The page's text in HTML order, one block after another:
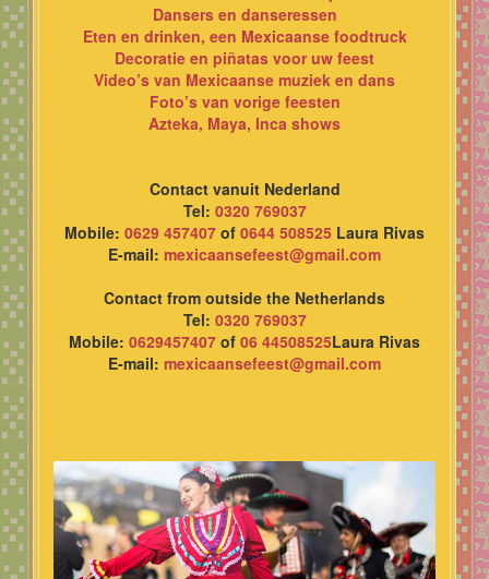
Dansers en danseressen
Eten en drinken, een Mexicaanse foodtruck
Decoratie en piñatas voor uw feest
Video’s van Mexicaanse muziek en dans
Foto’s van vorige feesten
Azteka, Maya, Inca shows
Contact vanuit Nederland
Tel: 0320 769037
Mobile: 0629 457407 of 0644 508525 Laura Rivas
E-mail: mexicaansefeest@gmail.com
Contact from outside the Netherlands
Tel: 0320 769037
Mobile: 0629457407 of 06 44508525Laura Rivas
E-mail: mexicaansefeest@gmail.com